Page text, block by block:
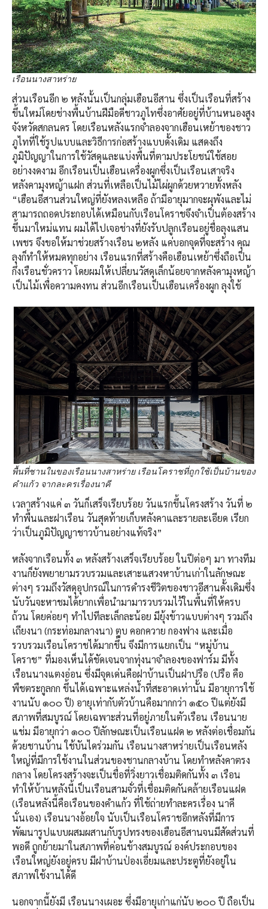
เรือนนางสาหร่าย
ส่วนเรือนอีก ๒ หลังนั้นเป็นกลุ่มเฮือนอีสาน ซึ่งเป็นเรือนที่สร้าง
ขึ้นใหม่โดยช่างพื้นบ้านฝีมือดีชาวภูไทซึ่งอาศัยอยู่ที่บ้านหนองสูง
จังหวัดสกลนคร โดยเรือนหลังแรกจำลองจากเฮือนเหย้าของชาว
ภูไทที่ใช้รูปแบบและวิธีการก่อสร้างแบบดั้งเดิม แสดงถึง
ภูมิปัญญาในการใช้วัสดุและแบ่งพื้นที่ตามประโยชน์ใช้สอย
อย่างงดงาม อีกเรือนเป็นเฮือนเครื่องผูกซึ่งเป็นเรือนเสาจริง
หลังคามุงหญ้าแฝก ส่วนที่เหลือเป็นไม้ไผ่ผูกด้วยหวายทั้งหลัง
“เฮือนอีสานส่วนใหญ่ที่ยังหลงเหลือ ถ้ามีอายุมากจะผุพังและไม่
สามารถถอดประกอบได้เหมือนกับเรือนโคราชจึงจำเป็นต้องสร้าง
ขึ้นมาใหม่แทน ผมได้ไปเจอช่างที่ยังรับปลูกเรือนอยู่ชื่อลุงแสน
เพชร จึงขอให้มาช่วยสร้างเรือน ๒หลัง แค่บอกจุดที่จะสร้าง คุณ
ลุงก็ทำให้หมดทุกอย่าง เรือนแรกที่สร้างคือเฮือนเหย้าซึ่งถือเป็น
กึ่งเรือนชั่วคราว โดยผมให้เปลี่ยนวัสดุเล็กน้อยจากหลังคามุงหญ้า
เป็นไม้เพื่อความคงทน ส่วนอีกเรือนเป็นเฮือนเครื่องผูก ลุงใช้
พื้นที่ชานในของเรือนนางสาหร่าย เรือนโคราชที่ถูกใช้เป็นบ้านของ
คำแก้ว จากละครเรื่องนาคี
เวลาสร้างแค่ ๓ วันก็เสร็จเรียบร้อย วันแรกขึ้นโครงสร้าง วันที่ ๒
ทำพื้นและฝาเรือน วันสุดท้ายเก็บหลังคาและรายละเอียด เรียก
ว่าเป็นภูมิปัญญาชาวบ้านอย่างแท้จริง”
หลังจากเรือนทั้ง ๓ หลังสร้างเสร็จเรียบร้อย ในปีต่อๆ มา ทางทีม
งานก็ยังพยายามรวบรวมและเสาะแสวงหาบ้านเก่าในลักษณะ
ต่างๆ รวมถึงวัสดุอุปกรณ์ในการดำรงชีวิตของชาวอีสานดั้งเดิมซึ่ง
นับวันจะหาชมได้ยากเพื่อนำมามารวบรวมไว้ในพื้นที่ให้ครบ
ถ้วน โดยค่อยๆ ทำไปทีละเล็กละน้อย มียุ้งข้าวแบบต่างๆ รวมถึง
เถียงนา (กระท่อมกลางนา) ตูบ คอกควาย กองฟาง และเมื่อ
รวบรวมเรือนโคราชได้มากขึ้น จึงมีการแยกเป็น “หมู่บ้าน
โคราช” ที่มองเห็นได้ชัดเจนจากทุ่งนาจำลองของฟาร์ม มีทั้ง
เรือนนางแตงอ่อน ซึ่งมีจุดเด่นคือฝาบ้านเป็นฝาปรือ (ปรือ คือ
พืชตระกูลกก ขึ้นได้เฉพาะแหล่งน้ำที่สะอาดเท่านั้น มีอายุการใช้
งานนับ ๑๐๐ ปี) อายุเท่ากับตัวบ้านคือมากกว่า ๑๕๐ ปีแต่ยังมี
สภาพที่สมบูรณ์ โดยเฉพาะส่วนที่อยู่ภายในตัวเรือน เรือนนาย
แช่ม มีอายุกว่า ๑๐๐ ปีลักษณะเป็นเรือนแฝด ๒ หลังต่อเชื่อมกัน
ด้วยชานบ้าน ใช้บันไดร่วมกัน เรือนนางสาหร่ายเป็นเรือนหลัง
ใหญ่ที่มีการใช้งานในส่วนของชานกลางบ้าน โดยทำหลังคาตรง
กลาง โดยโครงสร้างจะเป็นขื่อที่วิ่งยาวเชื่อมติดกันทั้ง ๓ เรือน
ทำให้บ้านหลังนี้เป็นเรือนสามจั่วที่เชื่อมติดกันคล้ายเรือนแฝด
(เรือนหลังนี้คือเรือนของคำแก้ว ที่ใช้ถ่ายทำละครเรื่อง นาคี
นั่นเอง) เรือนนางอ้อยใจ นับเป็นเรือนโคราชอีกหลังที่มีการ
พัฒนารูปแบบผสมผสานกับรูปทรงของเฮือนอีสานจนมีสัดส่วนที่
พอดี ถูกย้ายมาในสภาพที่ค่อนข้างสมบูรณ์ องค์ประกอบของ
เรือนใหญ่ยังอยู่ครบ มีฝาบ้านป่องเอี่ยมและประตูที่ยังอยู่ใน
สภาพใช้งานได้ดี
นอกจากนี้ยังมี เรือนนางเผอะ ซึ่งมีอายุเก่าแก่นับ ๒๐๐ ปี ถือเป็น